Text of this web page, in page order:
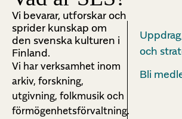
Vi bevarar, utforskar och
sprider kunskap om
den svenska kulturen i
Finland.
Vi har verksamhet inom
arkiv, forskning,
utgivning, folkmusik och
förmögenhetsförvaltning.
och
Bli